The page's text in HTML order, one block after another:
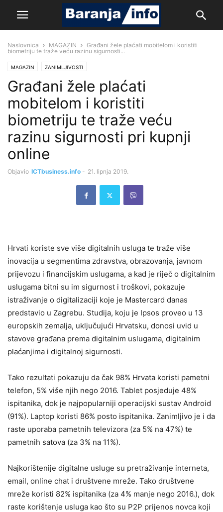
Naslovnica MAGAZIN
Građani žele plaćati mobitelom i koristiti
biometriju te traže veću razinu sigurnosti...
MAGAZIN ZANIMLJIVOSTI
Građani žele plaćati
mobitelom i koristiti
biometriju te traže veću
razinu sigurnosti pri kupnji
online
Objavio ICTbusiness.info - 21. lipnja 2019.
Hrvati koriste sve više digitalnih usluga te traže više
inovacija u segmentima zdravstva, obrazovanja, javnom
prijevozu i financijskim uslugama, a kad je riječ o digitalnim
uslugama bitni su im sigurnost i troškovi, pokazuje
istraživanje o digitalizaciji koje je Mastercard danas
predstavio u Zagrebu. Studija, koju je Ipsos proveo u 13
europskih zemalja, uključujući Hrvatsku, donosi uvid u
stavove građana prema digitalnim uslugama, digitalnim
plaćanjima i digitalnoj sigurnosti.
Tako rezultati pokazuju da čak 98% Hrvata koristi pametni
telefon, 5% više njih nego 2016. Tablet posjeduje 48%
ispitanika, dok je najpopularniji operacijski sustav Android
(91%). Laptop koristi 86% posto ispitanika. Zanimljivo je i da
raste uporaba pametnih televizora (za 5% na 47%) te
pametnih satova (za 3% na 11%).
Najkorištenije digitalne usluge su pretraživanje interneta,
email, online chat i društvene mreže. Tako društvene
mreže koristi 82% ispitanika (za 4% manje nego 2016.), dok
raste korištenje usluga kao što su P2P prijenos novca koji